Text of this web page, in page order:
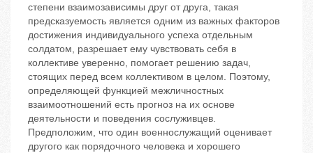
степени взаимозависимы друг от друга, такая
предсказуемость является одним из важных факторов
достижения индивидуального успеха отдельным
солдатом, разрешает ему чувствовать себя в
коллективе уверенно, помогает решению задач,
стоящих перед всем коллективом в целом. Поэтому,
определяющей функцией межличностных
взаимоотношений есть прогноз на их основе
деятельности и поведения сослуживцев.
Предположим, что один военнослужащий оценивает
другого как порядочного человека и хорошего